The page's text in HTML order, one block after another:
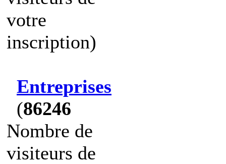
votre
inscription)
Entreprises
(86246
Nombre de
visiteurs de